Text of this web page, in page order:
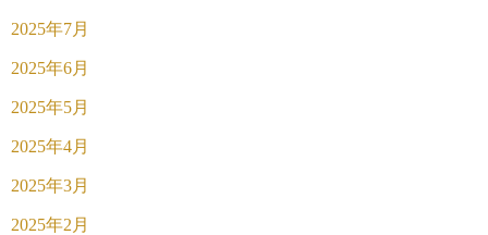
2025年7月
2025年6月
2025年5月
2025年4月
2025年3月
2025年2月